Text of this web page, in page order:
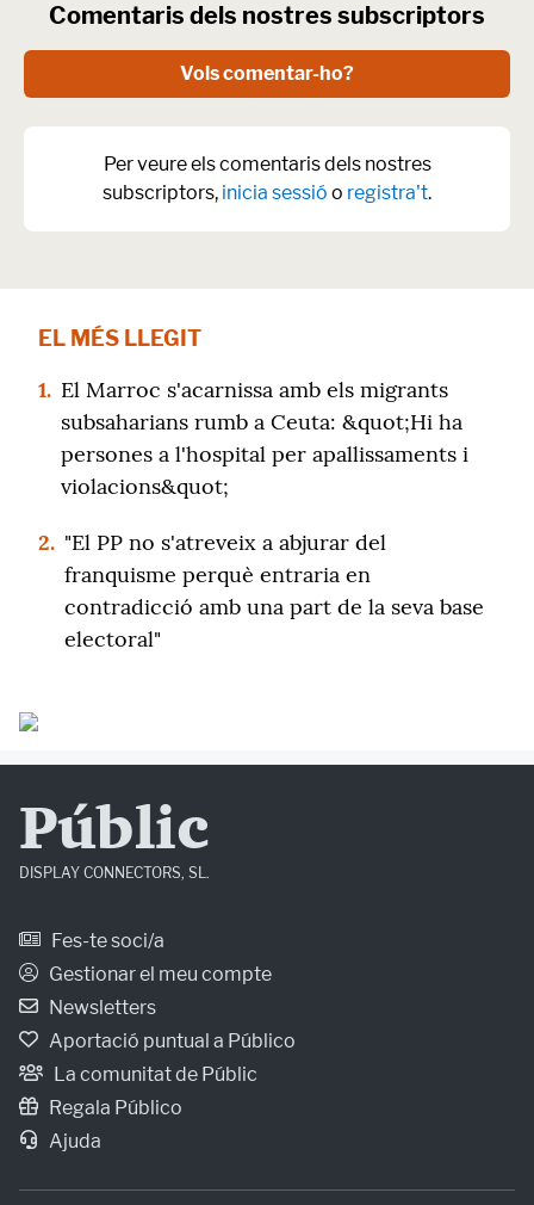
Comentaris dels nostres subscriptors
Vols comentar-ho?
Per veure els comentaris dels nostres
subscriptors, inicia sessió o registra't.
EL MÉS LLEGIT
1. El Marroc s'acarnissa amb els migrants
subsaharians rumb a Ceuta: &quot;Hi ha
persones a l'hospital per apallissaments i
violacions&quot;
2. "El PP no s'atreveix a abjurar del
franquisme perquè entraria en
contradicció amb una part de la seva base
electoral"
Públic
DISPLAY CONNECTORS, SL.
Fes-te soci/a
Gestionar el meu compte
Newsletters
Aportació puntual a Público
La comunitat de Públic
Regala Público
Ajuda